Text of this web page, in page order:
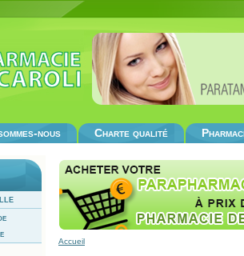
nous Charte qualité
Accueil